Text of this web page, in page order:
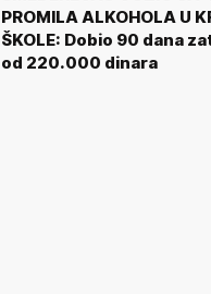
PROMILA ALKOHOLA U
ŠKOLE: Dobio 90 dana
od 220.000 dinara